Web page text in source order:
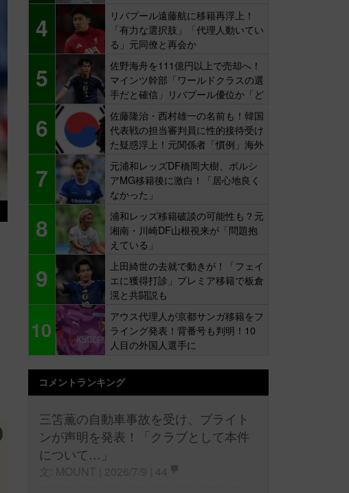
ール目標」
4
リバプール遠藤航に移籍再浮上！
「有力な選択肢」「代理人動いてい
る」元同僚と再会か
5
佐野海舟を111億円以上で売却へ！
マインツ幹部「ワールドクラスの選
手だと確信」リバプール優位か「ど
ちらかだ」
6
佐藤隆治・西村雄一の名前も！韓国
代表戦の担当審判員に性的接待受け
た疑惑浮上！元関係者「慣例」海外
7
元浦和レッズDF橋岡大樹、ボルシ
アMG移籍後に激白！「居心地良く
なかった」
8
浦和レッズ移籍破談の可能性も？元
湘南・川崎DF山根視来が「問題抱
えている」
9
上田綺世の去就で動きが！「フェイ
エに獲得打診」プレミア移籍で板倉
滉と共闘説も
10
アウス代理人が京都サンガ移籍をフ
ライング発表！背番号も判明！10
人目の外国人選手に
コメントランキング
三笘薫の自動車事故を受け、ブライト
ンが声明を発表！「クラブとして本件
について…」